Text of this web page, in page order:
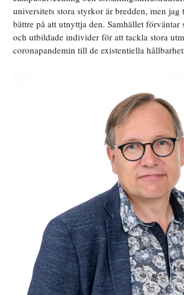
universitets stora styrkor är bredden, men
bättre på att utnyttja den. Samhället förväntar
och utbildade individer för att tackla stora
coronapandemin till de existentiella